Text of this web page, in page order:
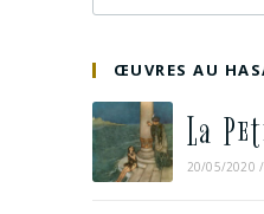
ŒUVRES AU
La
20/05/2020 /